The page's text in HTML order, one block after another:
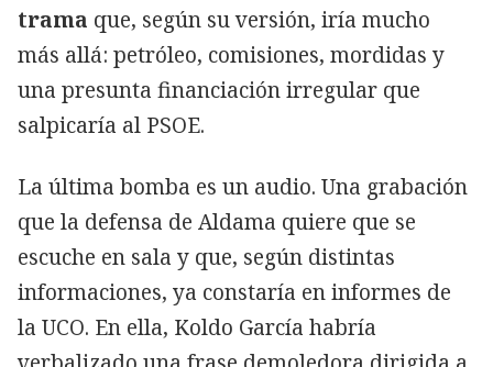
trama que, según su versión, iría mucho
más allá: petróleo, comisiones, mordidas y
una presunta financiación irregular que
salpicaría al PSOE.
La última bomba es un audio. Una grabación
que la defensa de Aldama quiere que se
escuche en sala y que, según distintas
informaciones, ya constaría en informes de
la UCO. En ella, Koldo García habría